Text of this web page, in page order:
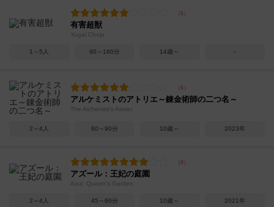
有害超獣
Yugai Choju
1～5人 90～180分 14歳～ －
アルケミストのアトリエ～錬金術師の二つ名～
The Alchemist's Atelier
2～4人 60～90分 10歳～ 2023年
アズール：王妃の庭園
Azul: Queen's Garden
2～4人 45～60分 10歳～ 2021年